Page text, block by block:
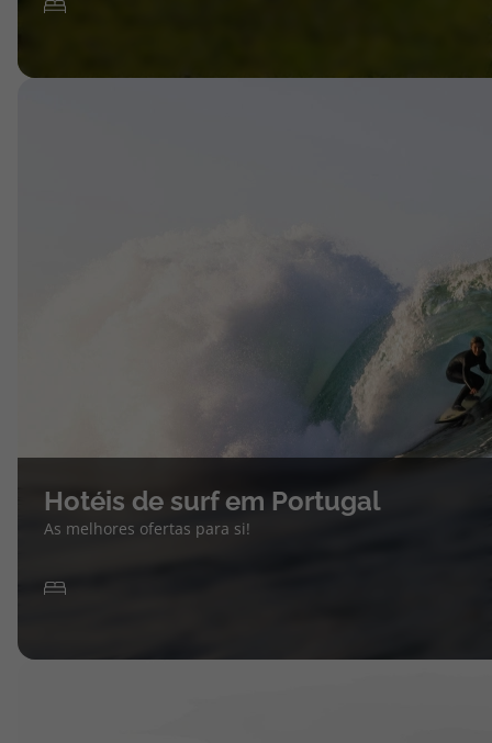
Hotéis de surf em Portugal
As melhores ofertas para si!